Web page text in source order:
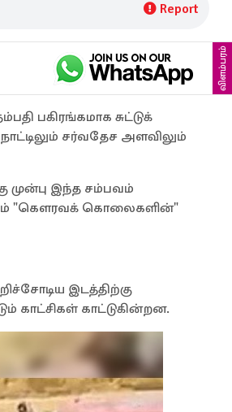
Report
விளம்பரம்
பகிரங்கமாக சுட்டுக்
சர்வதேச அளவிலும்
முன்பு இந்த சம்பவம்
"கௌரவக் கொலைகளின்"
இடத்திற்கு
காட்சிகள் காட்டுகின்றன.